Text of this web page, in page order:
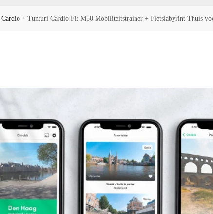
Cardio / Tunturi Cardio Fit M50 Mobiliteitstrainer + Fietslabyrint Thuis